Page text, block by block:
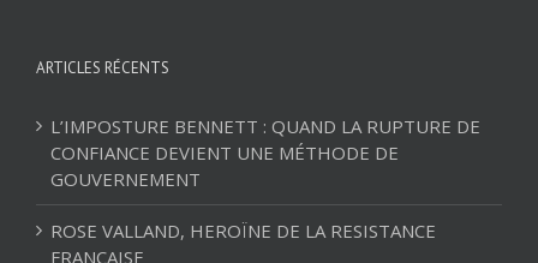
ARTICLES RÉCENTS
L’IMPOSTURE BENNETT : QUAND LA RUPTURE DE
CONFIANCE DEVIENT UNE MÉTHODE DE
GOUVERNEMENT
ROSE VALLAND, HEROÏNE DE LA RESISTANCE
FRANÇAISE